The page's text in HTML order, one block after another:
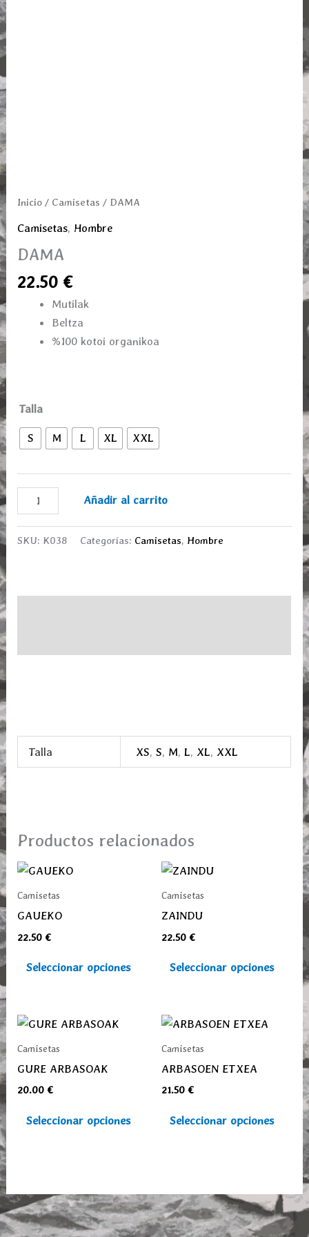
Inicio / Camisetas / DAMA
Camisetas, Hombre
DAMA
22.50 €
Mutilak
Beltza
%100 kotoi organikoa
Talla
S M L XL XXL
Añadir al carrito
SKU: K038 Categorías: Camisetas, Hombre
Talla XS,S, M,L, XL, XXL
Productos relacionados
Camisetas
GAUEKO
22.50 €
Seleccionar opciones
producto
variantes.
pueden
página
Camisetas
ZAINDU
22.50 €
Seleccionar opciones
tiene
elegir
Camisetas
GURE ARBASOAK
20.00 €
Seleccionar opciones
variantes.
en
la
Camisetas
ARBASOEN ETXEA
21.50 €
Seleccionar opciones
tiene
elegir
en
la